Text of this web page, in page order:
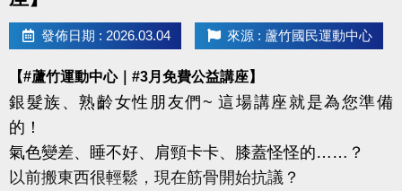
發佈日期 : 2026.03.04 來源 : 蘆竹國民運動中心
【#蘆竹運動中心｜#3月免費公益講座】
銀髮族、熟齡女性朋友們~ 這場講座就是為您準備
的！
氣色變差、睡不好、肩頸卡卡、膝蓋怪怪的……？
以前搬東西很輕鬆，現在筋骨開始抗議？